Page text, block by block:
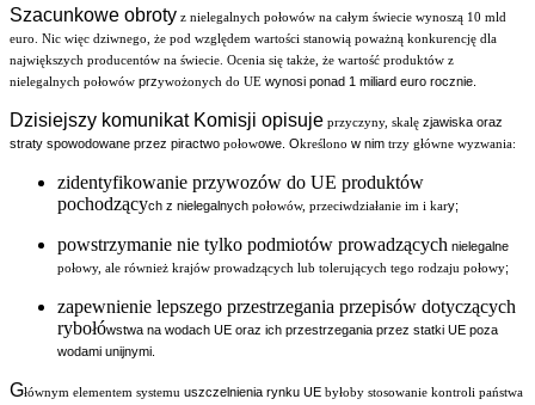
Szacunkowe obroty z nielegalnych połowów na całym świecie wynoszą 10 mld
euro. Nic więc dziwnego, że pod względem wartości stanowią poważną konkurencję dla
największych producentów na świecie. Ocenia się także, że wartość produktów z
nielegalnych połowów przywożonych do UE wynosi ponad 1 miliard euro rocznie.
Dzisiejszy komunikat Komisji opisuje przyczyny, skalę zjawiska oraz
straty spowodowane przez piractwo połowowe. Określono w nim trzy główne wyzwania:
zidentyfikowanie przywozów do UE produktów
pochodzących z nielegalnych połowów, przeciwdziałanie im i kary;
powstrzymanie nie tylko podmiotów prowadzących nielegalne
połowy, ale również krajów prowadzących lub tolerujących tego rodzaju połowy;
zapewnienie lepszego przestrzegania przepisów dotyczących
rybołówstwa na wodach UE oraz ich przestrzegania przez statki UE poza
wodami unijnymi.
Głównym elementem systemu uszczelnienia rynku UE byłoby stosowanie kontroli państwa